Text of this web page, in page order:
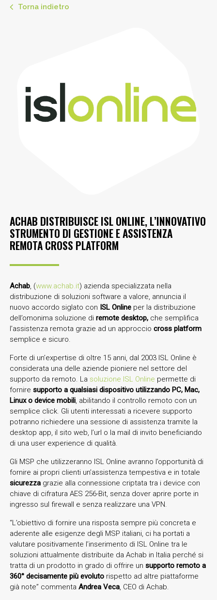
Torna indietro
ACHAB DISTRIBUISCE ISL ONLINE, L’INNOVATIVO
STRUMENTO DI GESTIONE E ASSISTENZA
REMOTA CROSS PLATFORM
Achab, (www.achab.it) azienda specializzata nella
distribuzione di soluzioni software a valore, annuncia il
nuovo accordo siglato con ISL Online per la distribuzione
dell’omonima soluzione di remote desktop, che semplifica
l’assistenza remota grazie ad un approccio cross platform
semplice e sicuro.
Forte di un’expertise di oltre 15 anni, dal 2003 ISL Online è
considerata una delle aziende pioniere nel settore del
supporto da remoto. La soluzione ISL Online permette di
fornire supporto a qualsiasi dispositivo utilizzando PC, Mac,
Linux o device mobili, abilitando il controllo remoto con un
semplice click. Gli utenti interessati a ricevere supporto
potranno richiedere una sessione di assistenza tramite la
desktop app, il sito web, l’url o la mail di invito beneficiando
di una user experience di qualità.
Gli MSP che utilizzeranno ISL Online avranno l’opportunità di
fornire ai propri clienti un’assistenza tempestiva e in totale
sicurezza grazie alla connessione criptata tra i device con
chiave di cifratura AES 256-Bit, senza dover aprire porte in
ingresso sul firewall e senza realizzare una VPN.
“L’obiettivo di fornire una risposta sempre più concreta e
aderente alle esigenze degli MSP italiani, ci ha portati a
valutare positivamente l’inserimento di ISL Online tra le
soluzioni attualmente distribuite da Achab in Italia perché si
tratta di un prodotto in grado di offrire un supporto remoto a
360° decisamente più evoluto rispetto ad altre piattaforme
già note” commenta Andrea Veca, CEO di Achab.